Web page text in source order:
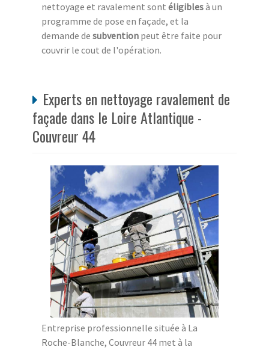
nettoyage et ravalement sont éligiblesà un
programme de pose en façade, et la
demande de subvention peut être faite pour
couvrir le cout de l'opération.
Experts en nettoyage ravalement de
façade dans le Loire Atlantique -
Couvreur 44
Entreprise professionnelle située à La
Roche-Blanche, Couvreur 44 met à la